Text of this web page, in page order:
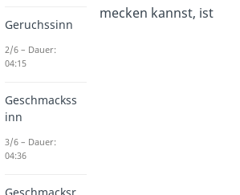
Zungenspitze schmecken kannst, ist
Geruchssinn
2/6 – Dauer:
04:15
Geschmackss
inn
3/6 – Dauer:
04:36